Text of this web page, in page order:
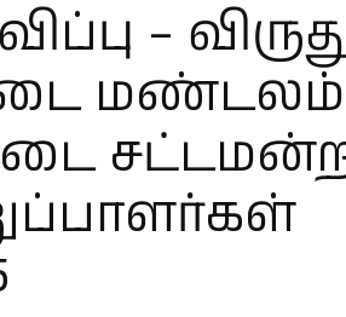
–
மண்டலம்